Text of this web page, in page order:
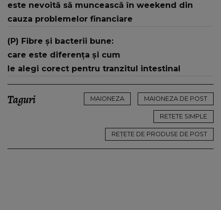
este nevoită să muncească în weekend din
cauza problemelor financiare
(P) Fibre și bacterii bune:
care este diferența și cum
le alegi corect pentru tranzitul intestinal
Taguri MAIONEZA MAIONEZA DE POST
RETETE SIMPLE
REȚETE DE PRODUSE DE POST